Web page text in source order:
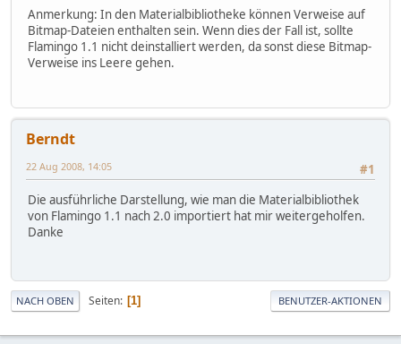
Anmerkung: In den Materialbibliotheke können Verweise auf
Bitmap-Dateien enthalten sein. Wenn dies der Fall ist, sollte
Flamingo 1.1 nicht deinstalliert werden, da sonst diese Bitmap-
Verweise ins Leere gehen.
Berndt
#1
22 Aug 2008, 14:05
Die ausführliche Darstellung, wie man die Materialbibliothek
von Flamingo 1.1 nach 2.0 importiert hat mir weitergeholfen.
Danke
NACH OBEN Seiten 1 BENUTZER-AKTIONEN